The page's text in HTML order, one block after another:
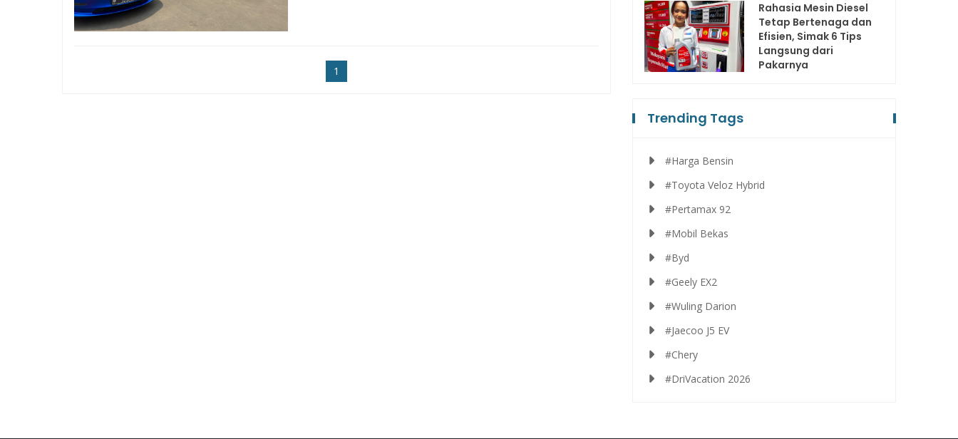
1
Rahasia Mesin Diesel
Tetap Bertenaga dan
Efisien, Simak 6 Tips
Langsung dari
Pakarnya
Trending Tags
#Harga Bensin
#Toyota Veloz Hybrid
#Pertamax 92
#Mobil Bekas
#Byd
#Geely EX2
#Wuling Darion
#Jaecoo J5 EV
#Chery
#DriVacation 2026